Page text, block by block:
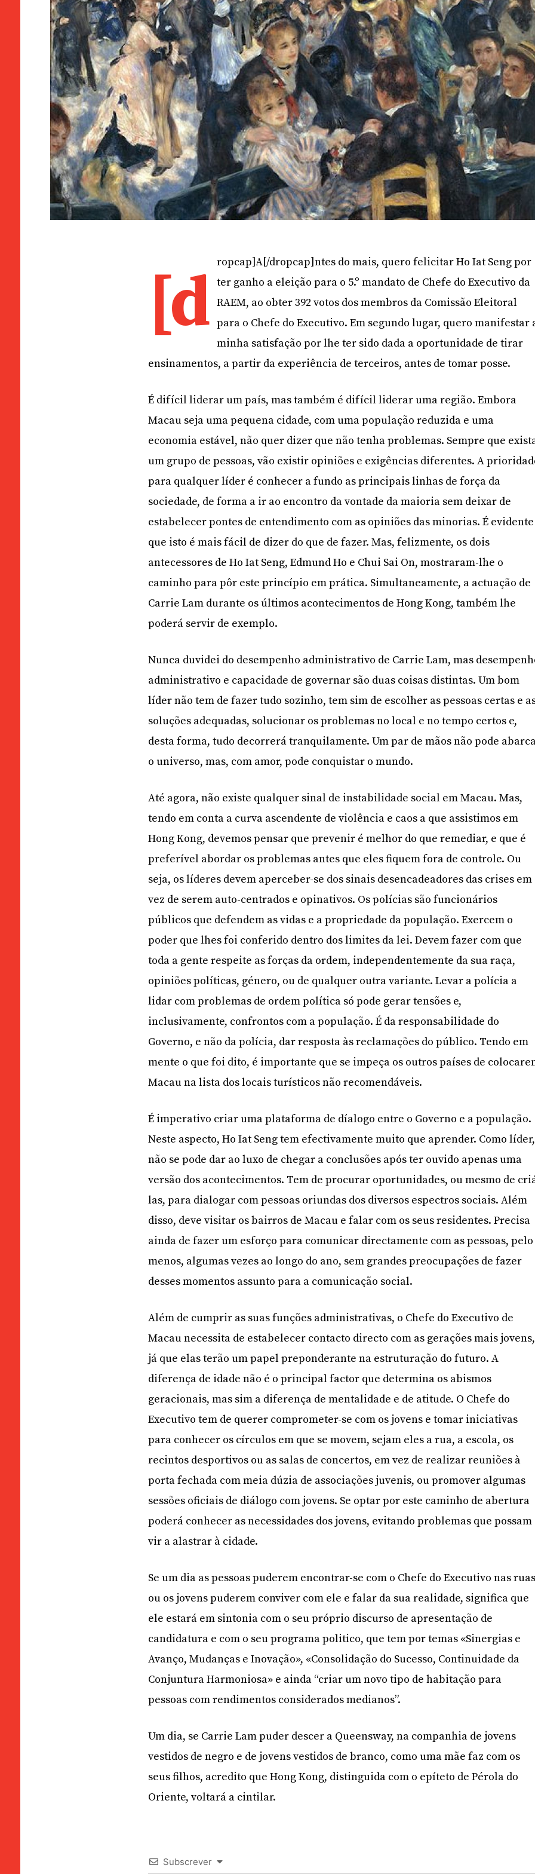
[d ropcap]A[/dropcap]ntes do mais, quero felicitar Ho Iat Seng por
ter ganho a eleição para o 5.º mandato de Chefe do Executivo da
RAEM, ao obter 392 votos dos membros da Comissão Eleitoral
para o Chefe do Executivo. Em segundo lugar, quero manifestar
minha satisfação por lhe ter sido dada a oportunidade de tirar
ensinamentos, a partir da experiência de terceiros, antes de tomar posse.
É difícil liderar um país, mas também é difícil liderar uma região. Embora
Macau seja uma pequena cidade, com uma população reduzida e uma
economia estável, não quer dizer que não tenha problemas. Sempre que
um grupo de pessoas, vão existir opiniões e exigências diferentes. A
para qualquer líder é conhecer a fundo as principais linhas de força da
sociedade, de forma a ir ao encontro da vontade da maioria sem deixar de
estabelecer pontes de entendimento com as opiniões das minorias. É evidente
que isto é mais fácil de dizer do que de fazer. Mas, felizmente, os dois
antecessores de Ho Iat Seng, Edmund Ho e Chui Sai On, mostraram-lhe o
caminho para pôr este princípio em prática. Simultaneamente, a actuação de
Carrie Lam durante os últimos acontecimentos de Hong Kong, também lhe
poderá servir de exemplo.
Nunca duvidei do desempenho administrativo de Carrie Lam, mas
administrativo e capacidade de governar são duas coisas distintas. Um bom
líder não tem de fazer tudo sozinho, tem sim de escolher as pessoas certas e
soluções adequadas, solucionar os problemas no local e no tempo certos e,
desta forma, tudo decorrerá tranquilamente. Um par de mãos não pode
o universo, mas, com amor, pode conquistar o mundo.
Até agora, não existe qualquer sinal de instabilidade social em Macau. Mas,
tendo em conta a curva ascendente de violência e caos a que assistimos em
Hong Kong, devemos pensar que prevenir é melhor do que remediar, e que é
preferível abordar os problemas antes que eles fiquem fora de controle. Ou
seja, os líderes devem aperceber-se dos sinais desencadeadores das crises em
vez de serem auto-centrados e opinativos. Os polícias são funcionários
públicos que defendem as vidas e a propriedade da população. Exercem o
poder que lhes foi conferido dentro dos limites da lei. Devem fazer com que
toda a gente respeite as forças da ordem, independentemente da sua raça,
opiniões políticas, género, ou de qualquer outra variante. Levar a polícia a
lidar com problemas de ordem política só pode gerar tensões e,
inclusivamente, confrontos com a população. É da responsabilidade do
Governo, e não da polícia, dar resposta às reclamações do público. Tendo em
mente o que foi dito, é importante que se impeça os outros países de
Macau na lista dos locais turísticos não recomendáveis.
É imperativo criar uma plataforma de díalogo entre o Governo e a população.
Neste aspecto, Ho Iat Seng tem efectivamente muito que aprender. Como líder,
não se pode dar ao luxo de chegar a conclusões após ter ouvido apenas uma
versão dos acontecimentos. Tem de procurar oportunidades, ou mesmo de
las, para dialogar com pessoas oriundas dos diversos espectros sociais. Além
disso, deve visitar os bairros de Macau e falar com os seus residentes. Precisa
ainda de fazer um esforço para comunicar directamente com as pessoas, pelo
menos, algumas vezes ao longo do ano, sem grandes preocupações de fazer
desses momentos assunto para a comunicação social.
Além de cumprir as suas funções administrativas, o Chefe do Executivo de
Macau necessita de estabelecer contacto directo com as gerações mais jovens,
já que elas terão um papel preponderante na estruturação do futuro. A
diferença de idade não é o principal factor que determina os abismos
geracionais, mas sim a diferença de mentalidade e de atitude. O Chefe do
Executivo tem de querer comprometer-se com os jovens e tomar iniciativas
para conhecer os círculos em que se movem, sejam eles a rua, a escola, os
recintos desportivos ou as salas de concertos, em vez de realizar reuniões à
porta fechada com meia dúzia de associações juvenis, ou promover algumas
sessões oficiais de diálogo com jovens. Se optar por este caminho de abertura
poderá conhecer as necessidades dos jovens, evitando problemas que possam
vir a alastrar à cidade.
Se um dia as pessoas puderem encontrar-se com o Chefe do Executivo nas
ou os jovens puderem conviver com ele e falar da sua realidade, significa que
ele estará em sintonia com o seu próprio discurso de apresentação de
candidatura e com o seu programa politico, que tem por temas «Sinergias e
Avanço, Mudanças e Inovação», «Consolidação do Sucesso, Continuidade da
Conjuntura Harmoniosa» e ainda “criar um novo tipo de habitação para
pessoas com rendimentos considerados medianos”.
Um dia, se Carrie Lam puder descer a Queensway, na companhia de jovens
vestidos de negro e de jovens vestidos de branco, como uma mãe faz com os
seus filhos, acredito que Hong Kong, distinguida com o epíteto de Pérola do
Oriente, voltará a cintilar.
Subscrever